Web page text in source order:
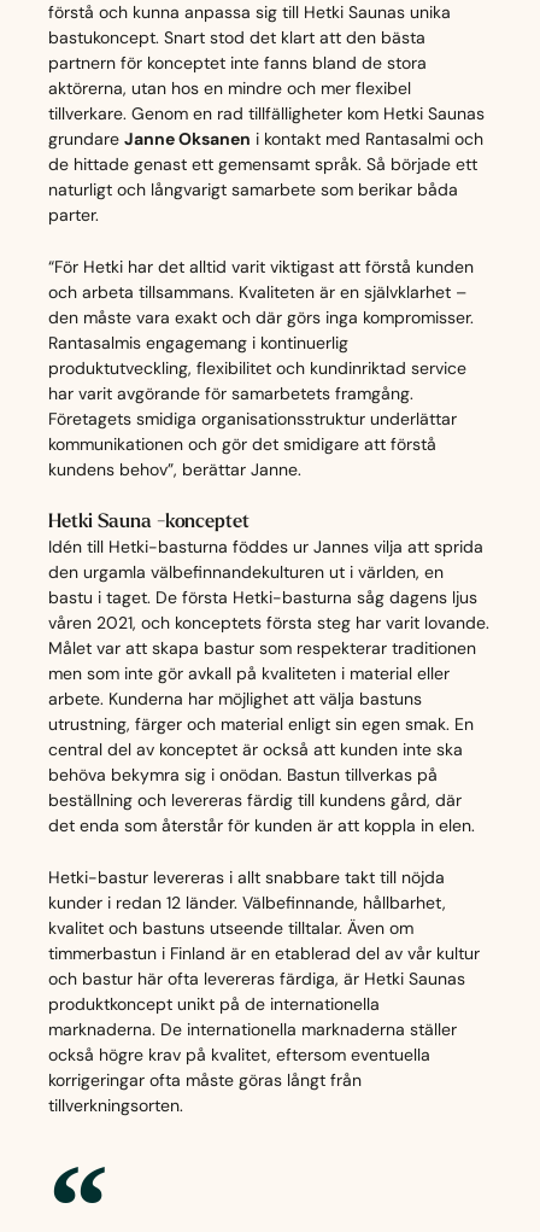
förstå och kunna anpassa sig till Hetki Saunas unika
bastukoncept. Snart stod det klart att den bästa
partnern för konceptet inte fanns bland de stora
aktörerna, utan hos en mindre och mer flexibel
tillverkare. Genom en rad tillfälligheter kom Hetki Saunas
grundareJanne Oksanen i kontakt med Rantasalmi och
de hittade genast ett gemensamt språk. Så började ett
naturligt och långvarigt samarbete som berikar båda
parter.
“För Hetki har det alltid varit viktigast att förstå kunden
och arbeta tillsammans. Kvaliteten är en självklarhet –
den måste vara exakt och där görs inga kompromisser.
Rantasalmis engagemang i kontinuerlig
produktutveckling, flexibilitet och kundinriktad service
har varit avgörande för samarbetets framgång.
Företagets smidiga organisationsstruktur underlättar
kommunikationen och gör det smidigare att förstå
kundens behov”, berättar Janne.
Hetki Sauna -konceptet
Idén till Hetki-basturna föddes ur Jannes vilja att sprida
den urgamla välbefinnandekulturen ut i världen, en
bastu i taget. De första Hetki-basturna såg dagens ljus
våren 2021, och konceptets första steg har varit lovande.
Målet var att skapa bastur som respekterar traditionen
men som inte gör avkall på kvaliteten i material eller
arbete. Kunderna har möjlighet att välja bastuns
utrustning, färger och material enligt sin egen smak. En
central del av konceptet är också att kunden inte ska
behöva bekymra sig i onödan. Bastun tillverkas på
beställning och levereras färdig till kundens gård, där
det enda som återstår för kunden är att koppla in elen.
Hetki-bastur levereras i allt snabbare takt till nöjda
kunder i redan 12 länder. Välbefinnande, hållbarhet,
kvalitet och bastuns utseende tilltalar. Även om
timmerbastun i Finland är en etablerad del av vår kultur
och bastur här ofta levereras färdiga, är Hetki Saunas
produktkoncept unikt på de internationella
marknaderna. De internationella marknaderna ställer
också högre krav på kvalitet, eftersom eventuella
korrigeringar ofta måste göras långt från
tillverkningsorten.